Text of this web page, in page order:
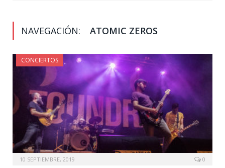
NAVEGACIÓN: ATOMIC ZEROS
CONCIERTOS
10 SEPTIEMBRE, 2019 0